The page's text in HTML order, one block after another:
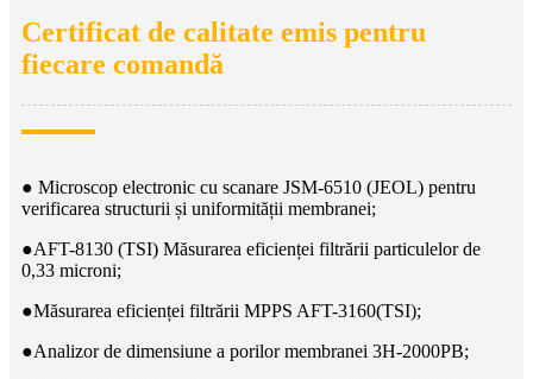
Certificat de calitate emis pentru
fiecare comandă
● Microscop electronic cu scanare JSM-6510 (JEOL) pentru
verificarea structurii și uniformității membranei;
●AFT-8130 (TSI) Măsurarea eficienței filtrării particulelor de
0,33 microni;
●Măsurarea eficienței filtrării MPPS AFT-3160(TSI);
●Analizor de dimensiune a porilor membranei 3H-2000PB;